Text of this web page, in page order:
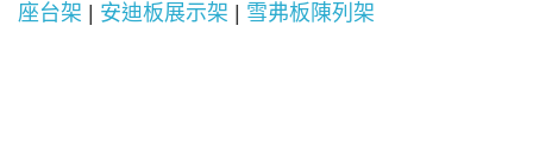
座台架
安迪板展示架 雪弗板陳列架